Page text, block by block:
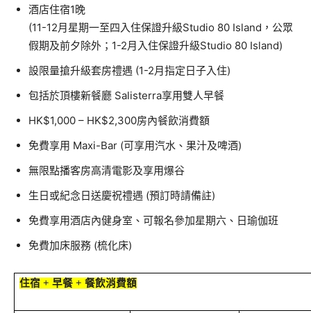
酒店住宿1晚
(11-12月星期一至四入住保證升級Studio 80 Island，公眾
假期及前夕除外；1-2月入住保證升級Studio 80 Island)
設限量搶升級套房禮遇 (1-2月指定日子入住)
包括於頂樓新餐廳 Salisterra享用雙人早餐
HK$1,000 – HK$2,300房內餐飲消費額
免費享用 Maxi-Bar (可享用汽水、果汁及啤酒)
無限點播客房高清電影及享用爆谷
生日或紀念日送慶祝禮遇 (預訂時請備註)
免費享用酒店內健身室、可報名參加星期六、日瑜伽班
免費加床服務 (梳化床)
住宿 +早餐 +餐飲消費額